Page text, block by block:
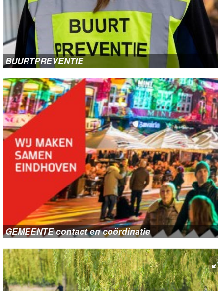
BUURTPREVENTIE
GEMEENTE contact en coördinatie